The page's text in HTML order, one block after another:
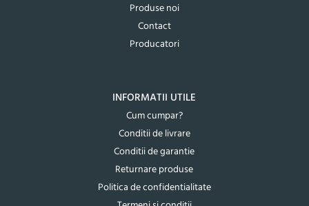
Produse noi
Contact
Producatori
INFORMATII UTILE
Cum cumpar?
Conditii de livrare
Conditii de garantie
Returnare produse
Politica de confidentialitate